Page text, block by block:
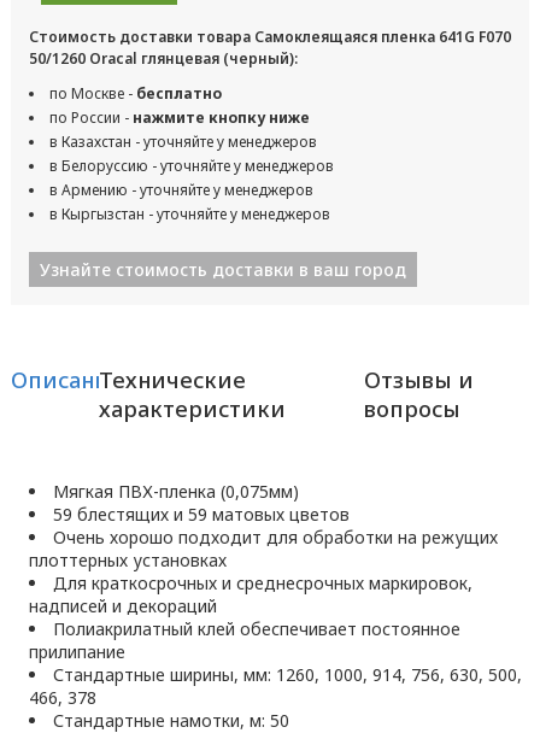
Стоимость доставки товара Самоклеящаяся пленка 641G F070
50/1260 Oracal глянцевая (черный):
по Москве - бесплатно
по России - нажмите кнопку ниже
в Казахстан - уточняйте у менеджеров
в Белоруссию - уточняйте у менеджеров
в Армению - уточняйте у менеджеров
в Кыргызстан - уточняйте у менеджеров
Узнайте стоимость доставки в ваш город
ОписаниеТехнические
характеристики
Отзывы и
вопросы
Мягкая ПВХ-пленка (0,075мм)
59 блестящих и 59 матовых цветов
Очень хорошо подходит для обработки на режущих
плоттерных установках
Для краткосрочных и среднесрочных маркировок,
надписей и декораций
Полиакрилатный клей обеспечивает постоянное
прилипание
Стандартные ширины, мм: 1260, 1000, 914, 756, 630, 500,
466, 378
Стандартные намотки, м: 50